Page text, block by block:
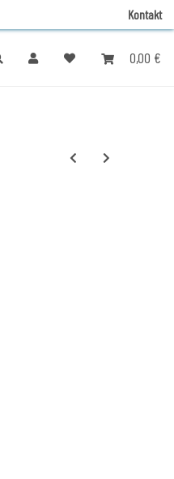
Kontakt
0,00 €